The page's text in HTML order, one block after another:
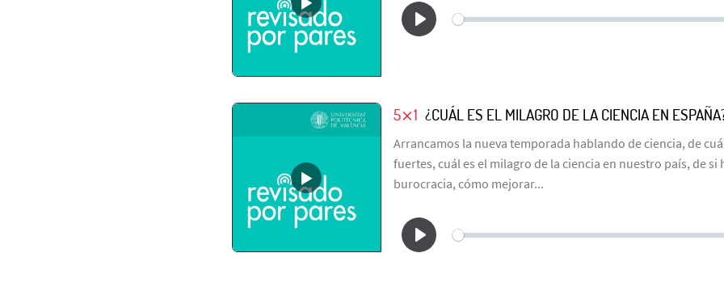
5⨯1 ¿CUÁL ES EL MILAGRO DE LA CIENCIA EN
Arrancamos la nueva temporada hablando de ciencia, de
fuertes, cuál es el milagro de la ciencia en nuestro país, de si
burocracia, cómo mejorar...